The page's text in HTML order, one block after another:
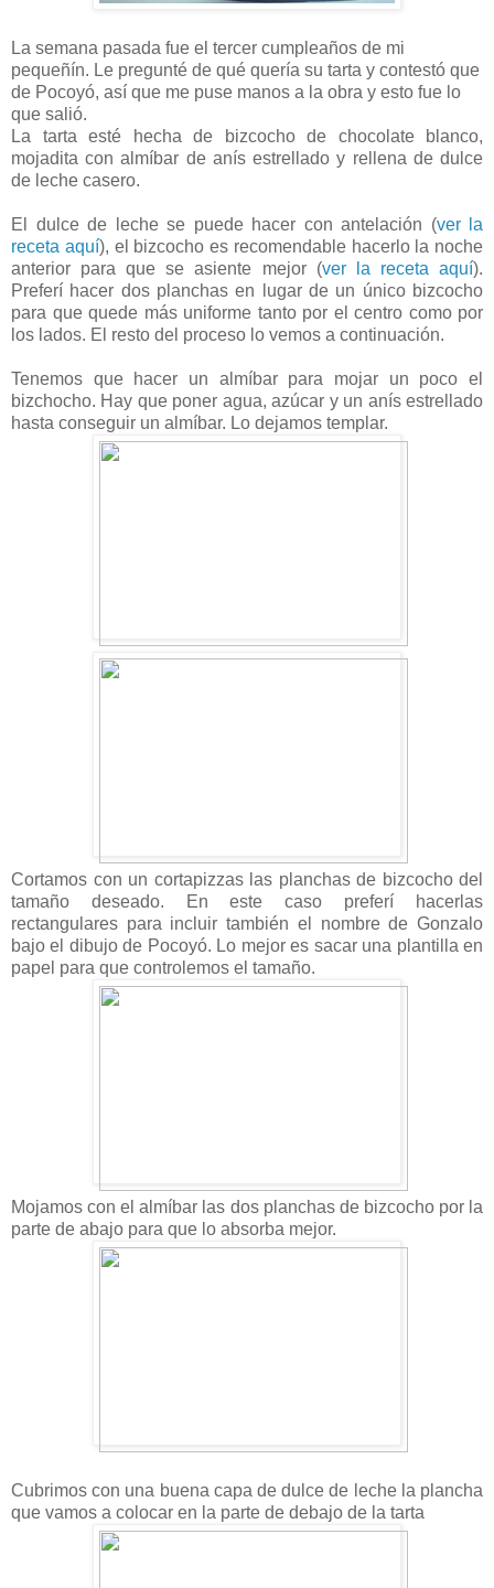
La semana pasada fue el tercer cumpleaños de mi
pequeñín. Le pregunté de qué quería su tarta y contestó que
de Pocoyó, así que me puse manos a la obra y esto fue lo
que salió.
La tarta esté hecha de bizcocho de chocolate blanco,
mojadita con almíbar de anís estrellado y rellena de dulce
de leche casero.
El dulce de leche se puede hacer con antelación (ver la
receta aquí), el bizcocho es recomendable hacerlo la noche
anterior para que se asiente mejor (ver la receta aquí).
Preferí hacer dos planchas en lugar de un único bizcocho
para que quede más uniforme tanto por el centro como por
los lados. El resto del proceso lo vemos a continuación.
Tenemos que hacer un almíbar para mojar un poco el
bizchocho. Hay que poner agua, azúcar y un anís estrellado
hasta conseguir un almíbar. Lo dejamos templar.
Cortamos con un cortapizzas las planchas de bizcocho del
tamaño deseado. En este caso preferí hacerlas
rectangulares para incluir también el nombre de Gonzalo
bajo el dibujo de Pocoyó. Lo mejor es sacar una plantilla en
papel para que controlemos el tamaño.
Mojamos con el almíbar las dos planchas de bizcocho por la
parte de abajo para que lo absorba mejor.
Cubrimos con una buena capa de dulce de leche la plancha
que vamos a colocar en la parte de debajo de la tarta